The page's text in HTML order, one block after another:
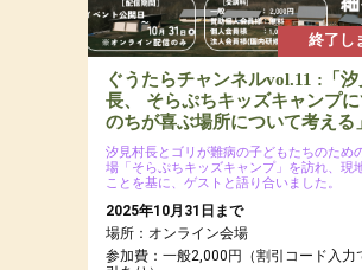
終了し
ぐうたらチャンネルvol.11 :「
長、 そらぷちキッズキャンプ
のちが喜ぶ場所について考える」
汐見村長とゴリが難病の子どもたちのため
場「そらぷちキッズキャンプ」を訪れ、現
ことを基に、ゲストと語り合いました。
2025年10月31日まで
場所：オンライン会場
参加費：一般2,000円（割引コード入力